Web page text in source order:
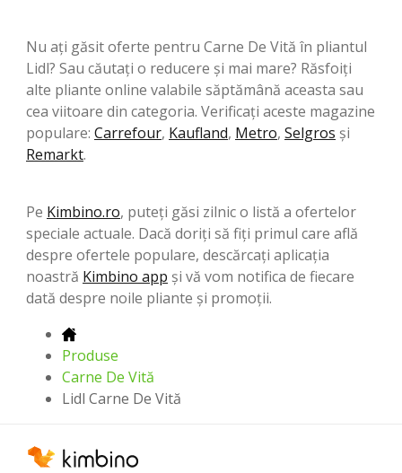
Nu ați găsit oferte pentru Carne De Vită în pliantul
Lidl? Sau căutați o reducere și mai mare? Răsfoiți
alte pliante online valabile săptămână aceasta sau
cea viitoare din categoria. Verificați aceste magazine
populare: Carrefour, Kaufland, Metro, Selgros şi
Remarkt.
Pe Kimbino.ro, puteți găsi zilnic o listă a ofertelor
speciale actuale. Dacă doriți să fiți primul care află
despre ofertele populare, descărcați aplicația
noastră Kimbino app și vă vom notifica de fiecare
dată despre noile pliante și promoții.
Produse
Carne De Vită
Lidl Carne De Vită